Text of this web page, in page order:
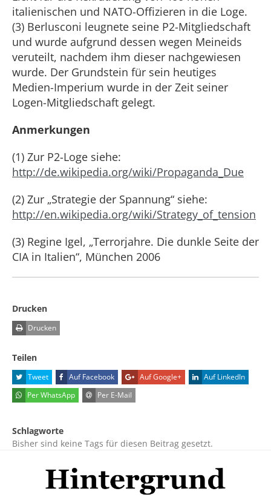
italienischen und NATO-Offizieren in die Loge.
(3) Berlusconi leugnete seine P2-Mitgliedschaft
und wurde aufgrund dessen wegen Meineids
veruteilt, nachdem ihm dieser nachgewiesen
wurde. Der Grundstein für sein heutiges
Medien-Imperium wurde in der Zeit seiner
Logen-Mitgliedschaft gelegt.
Anmerkungen
(1) Zur P2-Loge siehe:
http://de.wikipedia.org/wiki/Propaganda_Due
(2) Zur „Strategie der Spannung“ siehe:
http://en.wikipedia.org/wiki/Strategy_of_tension
(3) Regine Igel, „Terrorjahre. Die dunkle Seite der
CIA in Italien“, München 2006
Drucken
Drucken
Teilen
Tweet Auf Facebook Auf Google+
Auf LinkedIn
Per WhatsApp
Per E-Mail
Schlagworte
Bisher sind keine Tags für diesen Beitrag gesetzt.